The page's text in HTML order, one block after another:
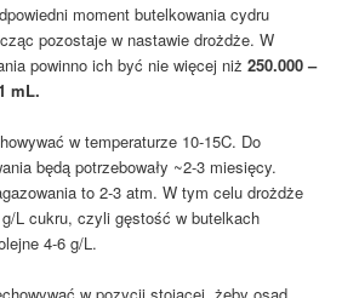
moment butelkowania cydru
pozostaje w nastawie drożdże. W
powinno ich być nie więcej niż250.000 –
mL.
w temperaturze 10-15C. Do
będą potrzebowały ~2-3 miesięcy.
to 2-3 atm. W tym celu drożdże
L cukru, czyli gęstość w butelkach
4-6 g/L.